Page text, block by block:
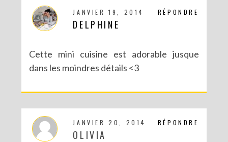
RÉPONDRE
JANVIER 19, 2014
DELPHINE
Cette mini cuisine est adorable jusque
dans les moindres détails <3
RÉPONDRE
JANVIER 20, 2014
OLIVIA